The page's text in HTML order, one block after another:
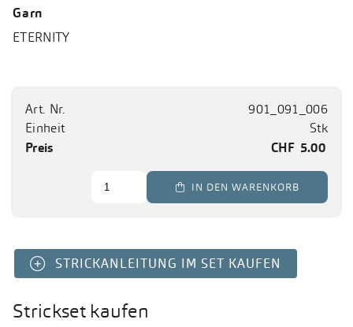
Garn
ETERNITY
Art. Nr.
901_091_006
Einheit
Stk
Preis
CHF 5.00
 IN DEN WARENKORB
STRICKANLEITUNG IM SET KAUFEN
Strickset kaufen